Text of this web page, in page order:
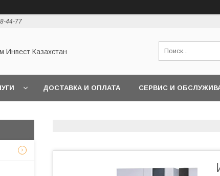
44-77
Инвест Казахстан
ДОСТАВКА И ОПЛАТА СЕРВИС И